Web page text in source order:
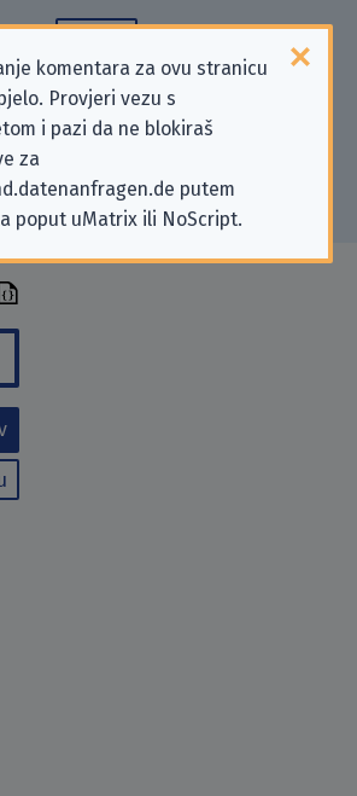
komentara za ovu stranicu
Provjeri vezu s
i pazi da ne blokiraš
za
putem
poput uMatrix ili NoScript.
na